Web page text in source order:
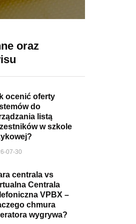
oraz
ocenić oferty
do
listą
w szkole
07-30
centrala vs
Centrala
VPBX –
chmura
wygrywa?